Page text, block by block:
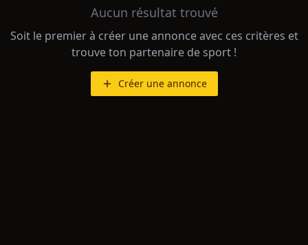
Aucun résultat trouvé
Soit le premier à créer une annonce avec ces critères et
trouve ton partenaire de sport !
Créer une annonce